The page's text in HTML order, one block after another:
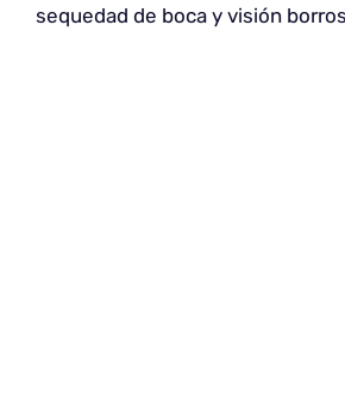
sequedad de boca y visión